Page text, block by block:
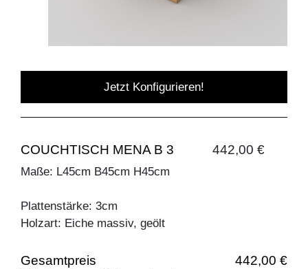
Jetzt Konfigurieren!
COUCHTISCH MENA B 3 442,00 €
Maße: L45cm B45cm H45cm
Plattenstärke: 3cm
Holzart: Eiche massiv, geölt
Gesamtpreis 442,00 €